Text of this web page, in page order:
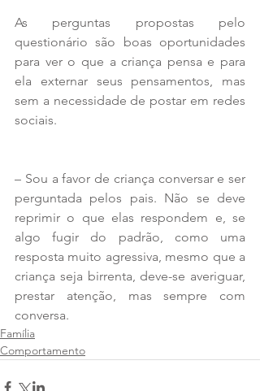
As perguntas propostas pelo
questionário são boas oportunidades
para ver o que a criança pensa e para
ela externar seus pensamentos, mas
sem a necessidade de postar em redes
sociais.
– Sou a favor de criança conversar e ser
perguntada pelos pais. Não se deve
reprimir o que elas respondem e, se
algo fugir do padrão, como uma
resposta muito agressiva, mesmo que a
criança seja birrenta, deve-se averiguar,
prestar atenção, mas sempre com
conversa.
Família
Comportamento